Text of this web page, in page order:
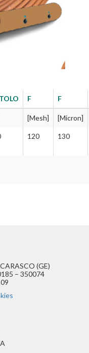
F F
[Mesh] [Micron]
120 130
(GE)
– 350074